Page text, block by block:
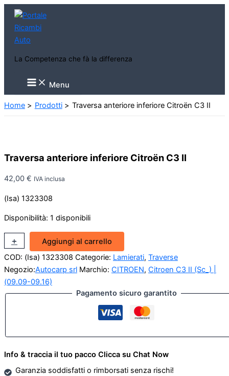
contenuto
La Competenza che fà la differenza
Main
Menu Menu
Home Prodotti Traversa anteriore inferiore Citroën C3 II
Traversa anteriore inferiore Citroën C3 II
42,00 € IVA inclusa
(Isa) 1323308
Disponibilità: 1 disponibili
-
Traversa
anteriore
inferiore
Citroën
C3
II
+
Aggiungi al carrello
COD: (Isa) 1323308 Categorie: Lamierati, Traverse
Negozio:Autocarp srl Marchio: CITROEN, Citroen C3 II (Sc_) |
(09.09-09.16)
Pagamento sicuro garantito
Info & traccia il tuo pacco Clicca su Chat Now
Garanzia soddisfatti o rimborsati senza rischi!